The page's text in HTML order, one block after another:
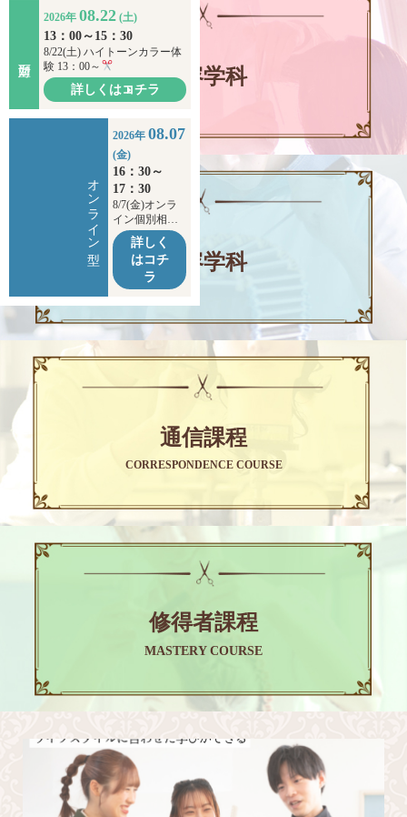
よくある質問
サイトマップ
お問合わせ 資料請求
2026年 08.22 (土)
13：00～15：30
8/22(土) ハイトーンカラー体
験 13：00～
詳しくはコチラ
オンライン型
2026年 08.07
(金)
16：30～
17：30
8/7(金)オンラ
イン個別相談
会
(ZOOM)16：30
～17：30
詳しく
はコチ
ラ
美容学科
理容学科
通信課程
CORRESPONDENCE COURSE
修得者課程
MASTERY COURSE